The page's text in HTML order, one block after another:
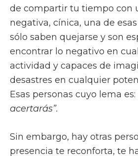
de compartir tu tiempo con
negativa, cínica, una de
sólo saben quejarse y son
encontrar lo negativo en
actividad y capaces de
desastres en cualquier
Esas personas cuyo lema es:
acertarás”.
Sin embargo, hay otras
presencia te reconforta, te